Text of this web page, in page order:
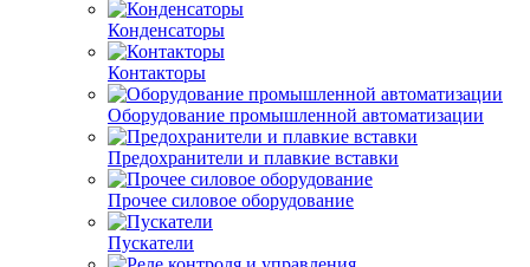
Конденсаторы
Контакторы
Оборудование промышленной автоматизации
Предохранители и плавкие вставки
Прочее силовое оборудование
Пускатели